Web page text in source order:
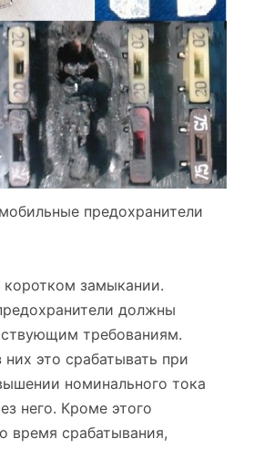
предохранители
коротком замыкании.
должны
требованиям.
это срабатывать при
номинального тока
него. Кроме этого
время срабатывания,